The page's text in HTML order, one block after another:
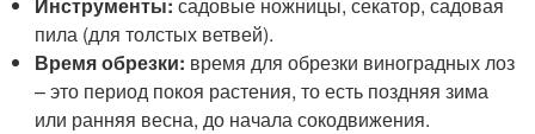
пила (для толстых ветвей).
Время обрезки: время для обрезки виноградных лоз
– это период покоя растения, то есть поздняя зима
или ранняя весна, до начала сокодвижения.